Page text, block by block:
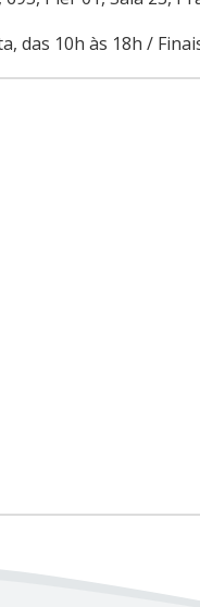
das 10h às 18h /